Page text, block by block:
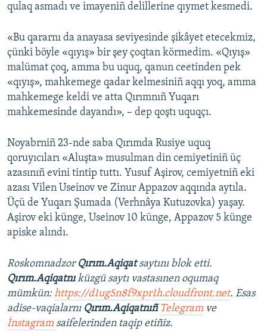
qulaq asmadı ve imayeniñ delillerine qıymet kesmedi.
«Bu qararnı da anayasa seviyesinde şikâyet etecekmiz,
çünki böyle «qıyış» bir şey çoqtan körmedim. «Qıyış»
malümat çoq, amma bu uquq, qanun ceetinden pek
«qıyış», mahkemege qadar kelmesiniñ aqqı yoq, amma
mahkemege keldi ve atta Qırımnıñ Yuqarı
mahkemesinde dayandı», – dep qoştı uquqçı.
Noyabrniñ 23-nde saba Qırımda Rusiye uquq
qoruyıcıları «Aluşta» musulman din cemiyetiniñ üç
azasınıñ evini tintip tuttı. Yusuf Aşirov, cemiyetniñ eki
azası Vilen Useinov ve Zinur Appazov aqqında aytıla.
Üçü de Yuqarı Şumada (Verhnâya Kutuzovka) yaşay.
Aşirov eki künge, Useinov 10 künge, Appazov 5 künge
apiske alındı.
Roskomnadzor Qırım.Aqiqatsaytını blok etti.
Qırım.Aqiqatnıküzgü saytı vastasınen oqumaq
mümkün:https://d1ug5n8f9xpr1h.cloudfront.net. Esas
adise-vaqialarnı Qırım.AqiqatnıñTelegram ve
İnstagram saifelerinden taqip etiñiz.